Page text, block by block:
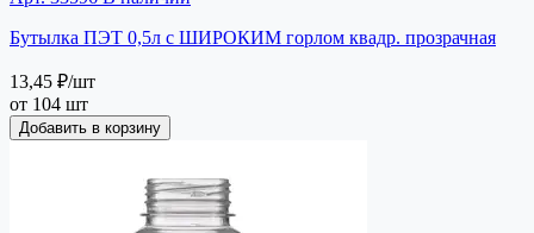
Бутылка ПЭТ 0,5л с ШИРОКИМ горлом квадр. прозрачная
13,45 ₽/шт
от 104 шт
Добавить в корзину